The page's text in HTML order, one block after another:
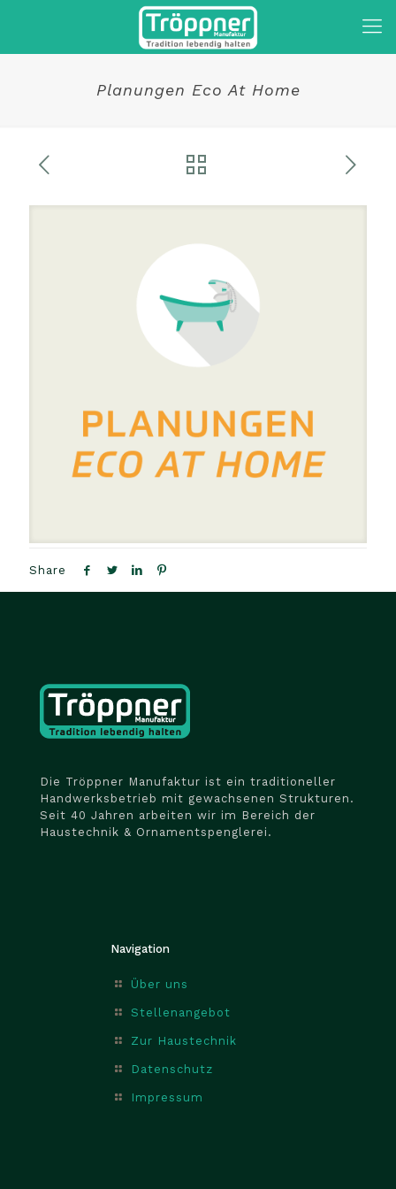
Planungen Eco At Home
Share
Die Tröppner Manufaktur ist ein traditioneller
Handwerksbetrieb mit gewachsenen Strukturen.
Seit 40 Jahren arbeiten wir im Bereich der
Haustechnik & Ornamentspenglerei.
Navigation
Über uns
Stellenangebot
Zur Haustechnik
Datenschutz
Impressum